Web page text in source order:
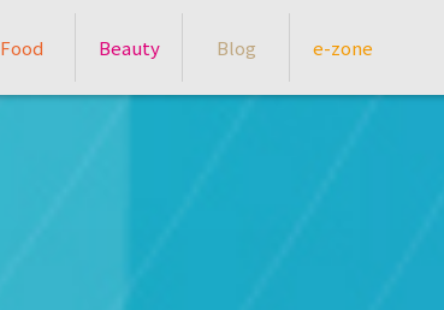
Food Beauty Blog e-zone